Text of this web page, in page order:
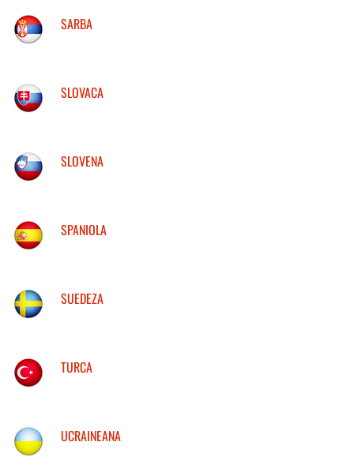
SARBA
SLOVACA
SLOVENA
SPANIOLA
SUEDEZA
TURCA
UCRAINEANA